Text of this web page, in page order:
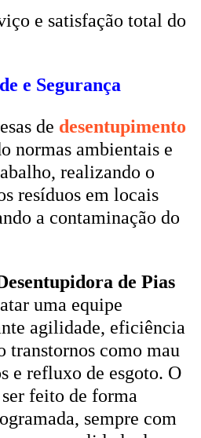
e satisfação total do
e Segurança
de desentupimento
normas ambientais e
realizando o
resíduos em locais
a contaminação do
de Pias
uma equipe
agilidade, eficiência
transtornos como mau
e refluxo de esgoto. O
feito de forma
sempre com